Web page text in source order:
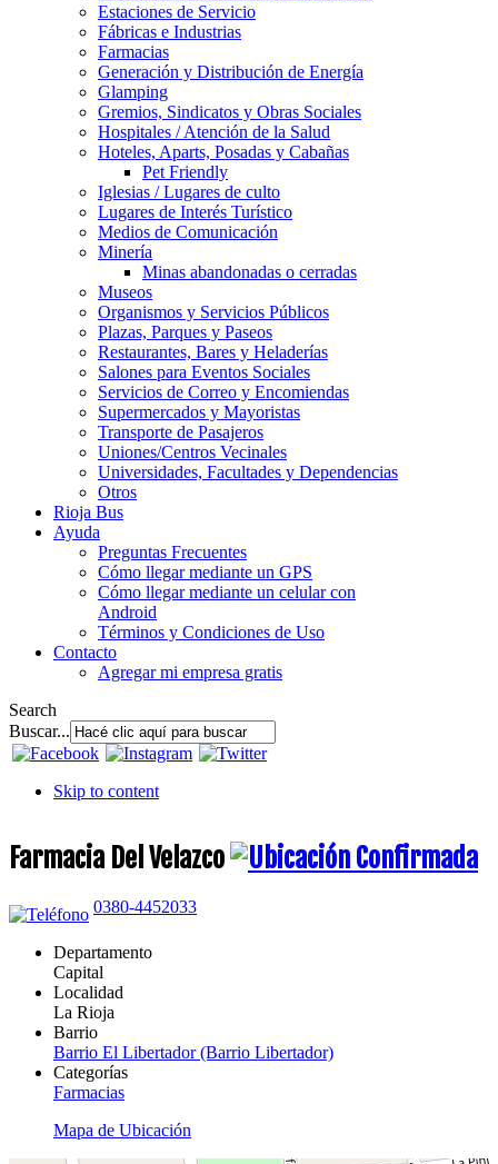
Estaciones de Servicio
Fábricas e Industrias
Farmacias
Generación y Distribución de Energía
Glamping
Gremios, Sindicatos y Obras Sociales
Hospitales / Atención de la Salud
Hoteles, Aparts, Posadas y Cabañas
Pet Friendly
Iglesias / Lugares de culto
Lugares de Interés Turístico
Medios de Comunicación
Minería
Minas abandonadas o cerradas
Museos
Organismos y Servicios Públicos
Plazas, Parques y Paseos
Restaurantes, Bares y Heladerías
Salones para Eventos Sociales
Servicios de Correo y Encomiendas
Supermercados y Mayoristas
Transporte de Pasajeros
Uniones/Centros Vecinales
Universidades, Facultades y Dependencias
Otros
Rioja Bus
Ayuda
Preguntas Frecuentes
Cómo llegar mediante un GPS
Cómo llegar mediante un celular con
Android
Términos y Condiciones de Uso
Contacto
Agregar mi empresa gratis
Search
Buscar...
Skip to content
Farmacia Del Velazco
0380-4452033
Departamento
Capital
Localidad
La Rioja
Barrio
Barrio El Libertador (Barrio Libertador)
Categorías
Farmacias
Mapa de Ubicación